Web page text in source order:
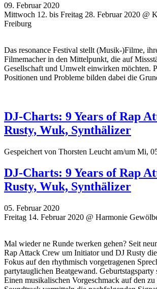
09. Februar 2020
Mittwoch 12. bis Freitag 28. Februar 2020 @
Freiburg
Das resonance Festival stellt (Musik-)Filme,
Filmemacher in den Mittelpunkt, die auf
Gesellschaft und Umwelt einwirken möchten.
Positionen und Probleme bilden dabei die
DJ-Charts: 9 Years of Rap
Rusty, Wuk, Synthälizer
Gespeichert von Thorsten Leucht am/um Mi,
DJ-Charts: 9 Years of Rap
Rusty, Wuk, Synthälizer
05. Februar 2020
Freitag 14. Februar 2020 @ Harmonie
Mal wieder ne Runde twerken gehen? Seit
Rap Attack Crew um Initiator und DJ Rusty
Fokus auf den rhythmisch vorgetragenen
partytauglichen Beatgewand. Geburtstagsparty
Einen musikalischen Vorgeschmack auf den zu